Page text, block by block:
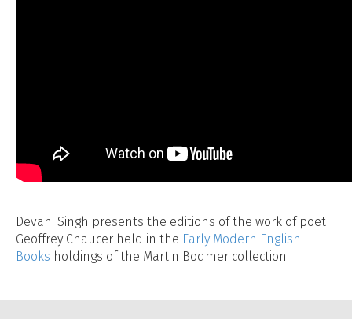
Devani Singh presents the editions of the work of poet
Geoffrey Chaucer held in the Early Modern English
Books holdings of the Martin Bodmer collection.